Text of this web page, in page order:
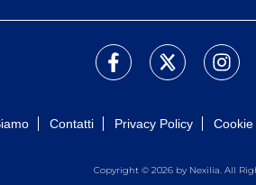
Contatti Privacy Policy Cookie
Copyright © 2026 by Nexilia. All